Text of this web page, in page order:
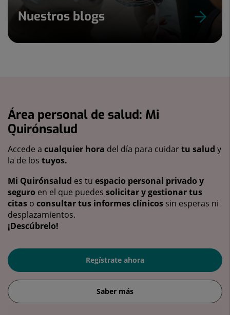
Nuestros blogs
Área personal de salud: Mi
Quirónsalud
Accede a cualquier hora del día para cuidartu salud y
la de los tuyos.
Mi Quirónsalud es tu espacio personal privado y
seguro en el que puedes solicitar y gestionar tus
citas o consultar tus informes clínicos sin esperas ni
desplazamientos.
¡Descúbrelo!
Regístrate ahora
Saber más